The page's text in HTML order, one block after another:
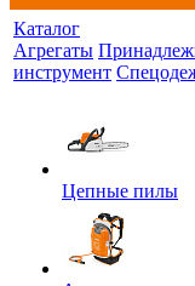
Каталог
Агрегаты
инструмент
Цепные пилы